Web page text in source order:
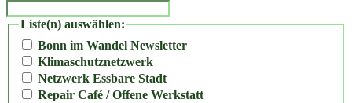
Liste(n) auswählen:
Bonn im Wandel Newsletter
Klimaschutznetzwerk
Netzwerk Essbare Stadt
Repair Café / Offene Werkstatt